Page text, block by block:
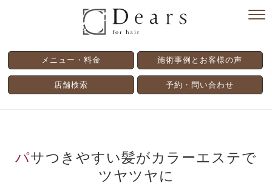
メニュー・料金 施術事例とお客様の声
店舗検索 予約・問い合わせ
パサつきやすい髪がカラーエステで
ツヤツヤに